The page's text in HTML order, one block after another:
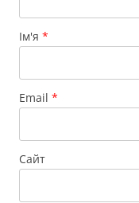
Ім'я *
Email *
Сайт